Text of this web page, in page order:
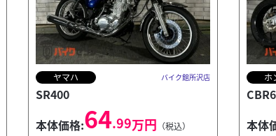
ヤマハ バイク館所沢店
SR400
本体価格:64.99万円 （税込）
ホ
本体